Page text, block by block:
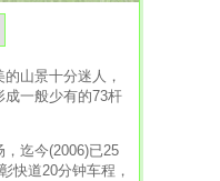
山景十分迷人，
一般少有的73杆
迄今(2006)已25
快道20分钟车程，